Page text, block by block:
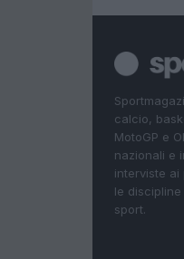
calcio,
MotoGP e
nazionali e
interviste ai
le
sport.